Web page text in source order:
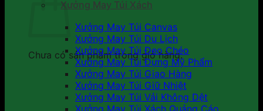
Chưa có sản phẩm trong giỏ hàng.
Xưởng May Túi Xách
Xưởng May Túi Canvas
Xưởng May Túi Du Lịch
Xưởng May Túi Đeo Chéo
Xưởng May Túi Đựng Mỹ Phẩm
Xưởng May Túi Giao Hàng
Xưởng May Túi Giữ Nhiệt
Xưởng May Túi Vải Không Dệt
Xưởng May Túi Xách Quảng Cáo